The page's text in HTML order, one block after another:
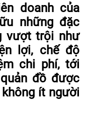
doanh của
những đặc
vượt trội như
lợi, chế độ
chi phí, tới
đồ được
ít người